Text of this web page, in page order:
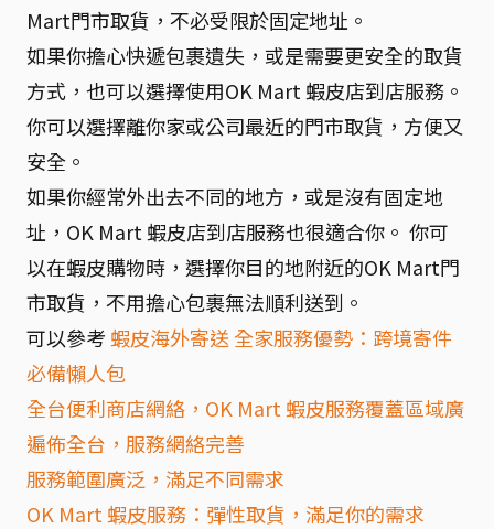
Mart門市取貨，不必受限於固定地址。
如果你擔心快遞包裹遺失，或是需要更安全的取貨
方式，也可以選擇使用OK Mart 蝦皮店到店服務。
你可以選擇離你家或公司最近的門市取貨，方便又
安全。
如果你經常外出去不同的地方，或是沒有固定地
址，OK Mart 蝦皮店到店服務也很適合你。 你可
以在蝦皮購物時，選擇你目的地附近的OK Mart門
市取貨，不用擔心包裹無法順利送到。
可以參考 蝦皮海外寄送 全家服務優勢：跨境寄件
必備懶人包
全台便利商店網絡，OK Mart 蝦皮服務覆蓋區域廣
遍佈全台，服務網絡完善
服務範圍廣泛，滿足不同需求
OK Mart 蝦皮服務：彈性取貨，滿足你的需求